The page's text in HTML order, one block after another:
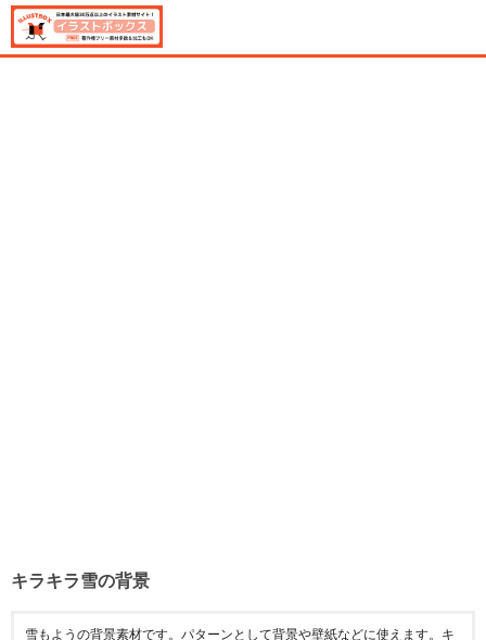
キラキラ雪の背景
雪もようの背景素材です。パターンとして背景や壁紙などに使えます。キ